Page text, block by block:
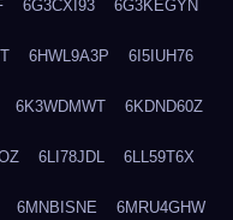
6G3CXI93 6G3KEGYN
6HWL9A3P 6I5IUH76
6K3WDMWT 6KDND60Z
6LI78JDL 6LL59T6X
6MNBISNE 6MRU4GHW